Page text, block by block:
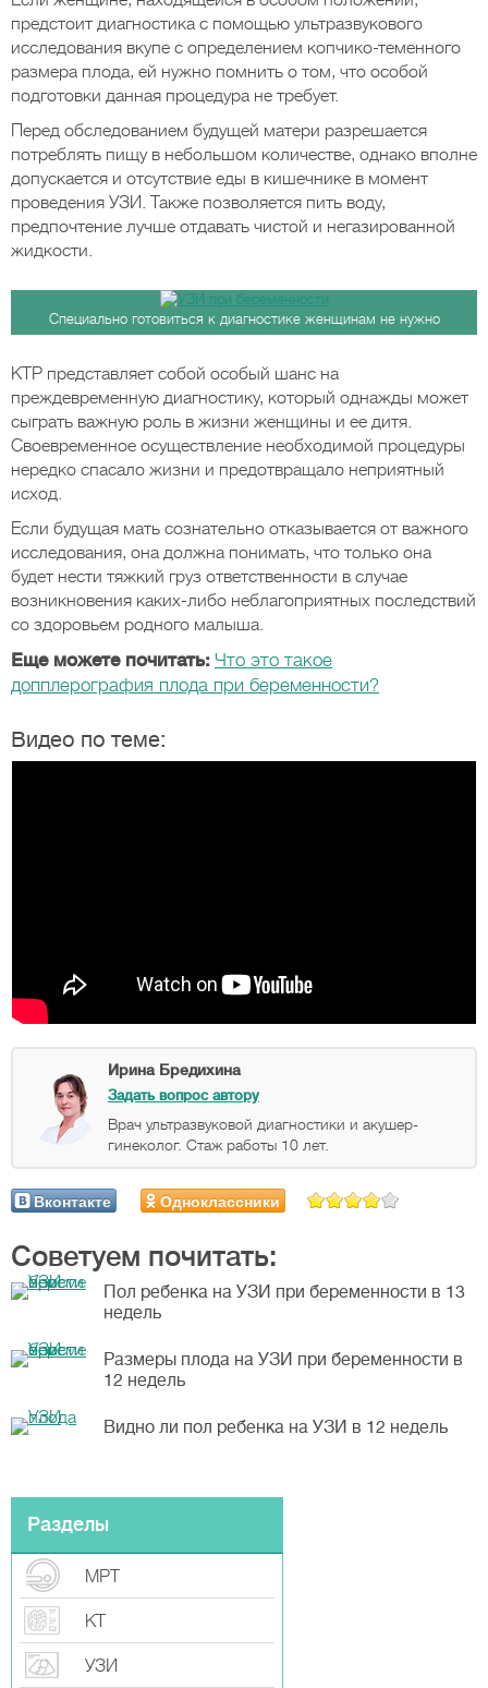
предстоит диагностика с помощью ультразвукового
исследования вкупе с определением копчико-теменного
размера плода, ей нужно помнить о том, что особой
подготовки данная процедура не требует.
Перед обследованием будущей матери разрешается
потреблять пищу в небольшом количестве, однако вполне
допускается и отсутствие еды в кишечнике в момент
проведения УЗИ. Также позволяется пить воду,
предпочтение лучше отдавать чистой и негазированной
жидкости.
Специально готовиться к диагностике женщинам не нужно
КТР представляет собой особый шанс на
преждевременную диагностику, который однажды может
сыграть важную роль в жизни женщины и ее дитя.
Своевременное осуществление необходимой процедуры
нередко спасало жизни и предотвращало неприятный
исход.
Если будущая мать сознательно отказывается от важного
исследования, она должна понимать, что только она
будет нести тяжкий груз ответственности в случае
возникновения каких-либо неблагоприятных последствий
со здоровьем родного малыша.
Еще можете почитать: Что это такое
допплерография плода при беременности?
Видео по теме:
Ирина Бредихина
Задать вопрос автору
Врач ультразвуковой диагностики и акушер-
гинеколог. Стаж работы 10 лет.
Вконтакте Одноклассники
Советуем почитать:
Пол ребенка на УЗИ при беременности в 13
недель
Размеры плода на УЗИ при беременности в
12 недель
Видно ли пол ребенка на УЗИ в 12 недель
Разделы
МРТ
КТ
УЗИ